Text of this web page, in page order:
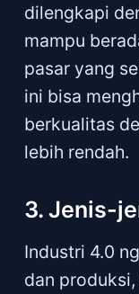
dilengkapi
mampu
pasar yang
ini bisa
berkualitas
lebih rendah.
3. Jenis-
Industri 4.0
dan